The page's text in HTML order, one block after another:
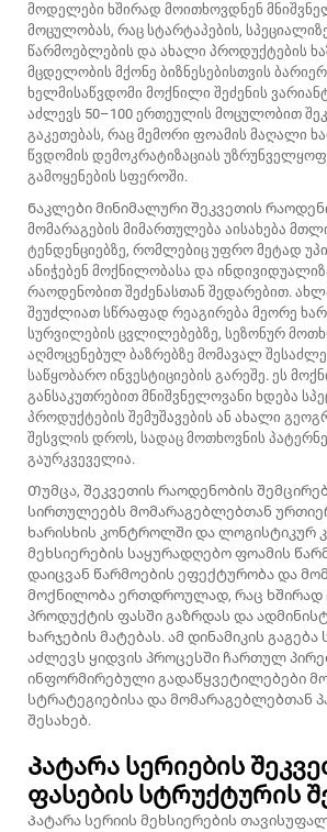
მოდელები ხშირად მოითხოვდნენ
მოცულობას, რაც სტარტაპების,
წარმოებლების და ახალი პროდუქტების
მცდელობის მქონე ბიზნესებისთვის
ხელმისაწვდომი მოქნილი შეძენის
აძლევს 50–100 ერთეულის მოცულობით
გაკეთებას, რაც მემორი ფოამის მაღალი
წვდომის დემოკრატიზაციას
გამოყენების სფეროში.
Ნაკლები მინიმალური შეკვეთის
მომარაგების მიმართულება აისახება
ტენდენციებზე, რომლებიც უფრო მეტად
ანიჭებენ მოქნილობასა და
რაოდენობით შეძენასთან შედარებით.
შეუძლიათ სწრაფად რეაგირება მეორე
სურვილების ცვლილებებზე, სეზონურ
აღმოცენებულ ბაზრებზე მომავალ
საწყობარო ინვესტიციების გარეშე. ეს
განსაკუთრებით მნიშვნელოვანი ხდება
პროდუქტების შემუშავების ან ახალი
შესვლის დროს, სადაც მოთხოვნის
გაურკვეველია.
Თუმცა, შეკვეთის რაოდენობის
სირთულეებს მომარაგებლებთან
ხარისხის კონტროლში და ლოგისტიკურ
მეხსიერების საყურადღებო ფოამის
დაიცვან წარმოების ეფექტურობა და
მოქნილობა ერთდროულად, რაც ხშირად
პროდუქტის ფასში გაზრდას და
ხარჯების მატებას. ამ დინამიკის გაგება
აძლევს ყიდვის პროცესში ჩართულ
ინფორმირებული გადაწყვეტილებები
სტრატეგიებისა და მომარაგებლებთან
შესახებ.
Პატარა სერიების
ფასების სტრუქტურის
Პატარა სერიის მეხსიერების